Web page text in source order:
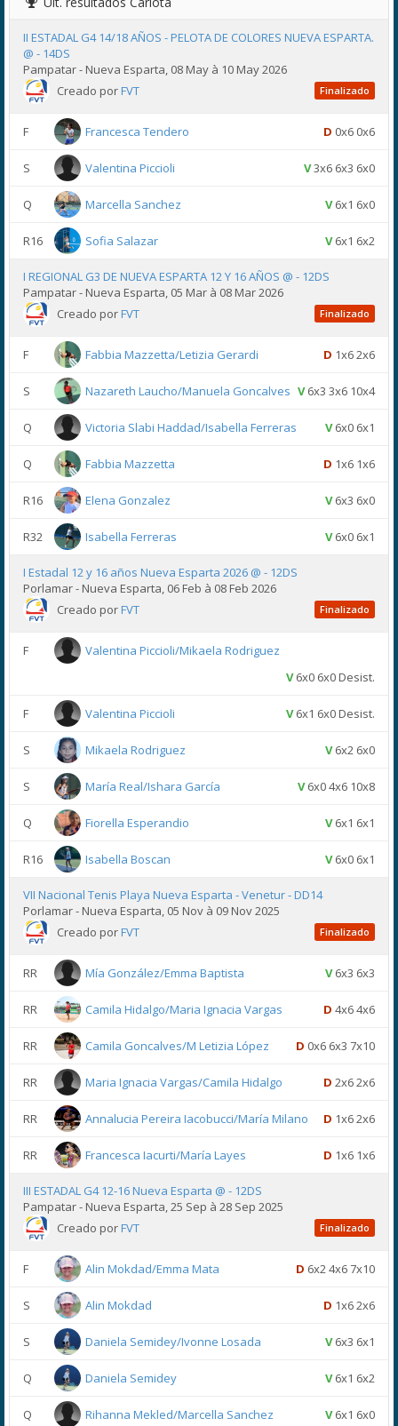
II ESTADAL G4 14/18 AÑOS - PELOTA DE COLORES NUEVA ESPARTA.
@ - 14DS
Pampatar - Nueva Esparta, 08 May à 10 May 2026
Creado porFVT Finalizado
F Francesca Tendero D 0x6 0x6
S Valentina Piccioli V3x6 6x3 6x0
Q Marcella Sanchez V6x1 6x0
R16 Sofia Salazar V6x1 6x2
I REGIONAL G3 DE NUEVA ESPARTA 12 Y 16 AÑOS @ - 12DS
Pampatar - Nueva Esparta, 05 Mar à 08 Mar 2026
Creado porFVT Finalizado
F Fabbia Mazzetta/Letizia Gerardi D 1x6 2x6
S Nazareth Laucho/Manuela Goncalves V6x3 3x6 10x4
Q Victoria Slabi Haddad/Isabella Ferreras V6x0 6x1
Q Fabbia Mazzetta D 1x6 1x6
R16 Elena Gonzalez V6x3 6x0
R32 Isabella Ferreras V6x0 6x1
I Estadal 12 y 16 años Nueva Esparta 2026 @ - 12DS
Porlamar - Nueva Esparta, 06 Feb à 08 Feb 2026
Creado porFVT Finalizado
F
Valentina Piccioli/Mikaela Rodriguez
V6x0 6x0 Desist.
F Valentina Piccioli V6x1 6x0 Desist.
S Mikaela Rodriguez V6x2 6x0
S María Real/Ishara García V6x0 4x6 10x8
Q Fiorella Esperandio V6x1 6x1
R16 Isabella Boscan V6x0 6x1
VII Nacional Tenis Playa Nueva Esparta - Venetur - DD14
Porlamar - Nueva Esparta, 05 Nov à 09 Nov 2025
Creado porFVT Finalizado
RR Mía González/Emma Baptista V6x3 6x3
RR Camila Hidalgo/Maria Ignacia Vargas D 4x6 4x6
RR Camila Goncalves/M Letizia López D 0x6 6x3 7x10
RR Maria Ignacia Vargas/Camila Hidalgo D 2x6 2x6
RR Annalucia Pereira Iacobucci/María Milano D 1x6 2x6
RR Francesca Iacurti/María Layes D 1x6 1x6
III ESTADAL G4 12-16 Nueva Esparta @ - 12DS
Pampatar - Nueva Esparta, 25 Sep à 28 Sep 2025
Creado porFVT Finalizado
F Alin Mokdad/Emma Mata D 6x2 4x6 7x10
S Alin Mokdad D 1x6 2x6
S Daniela Semidey/Ivonne Losada V6x3 6x1
Q Daniela Semidey V6x1 6x2
Q Rihanna Mekled/Marcella Sanchez V6x1 6x0